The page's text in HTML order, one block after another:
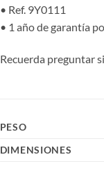
• Ref. 9Y0111
• 1 año de garantía
Recuerda preguntar
PESO
DIMENSIONES